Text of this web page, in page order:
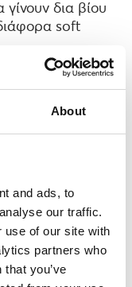
About
and ads, to
our traffic.
use of our site with
partners who
you’ve
δια βίου
soft
μεταγνώσης;
και
τους
τεχνικές που
Επιπλέον, η
έχει θετικό
προσέγγιση για